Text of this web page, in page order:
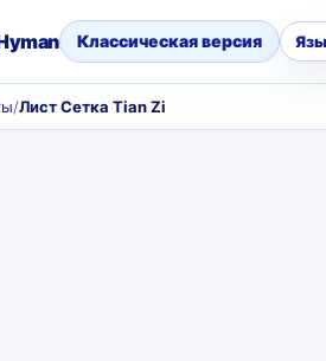
Классическая версия
/Лист Сетка Tian Zi